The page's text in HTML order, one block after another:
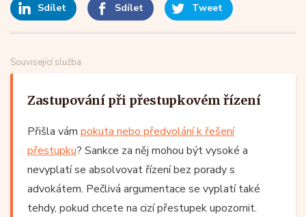
Sdílet Sdílet Tweet
Související služba
Zastupování při přestupkovém řízení
Přišla vám pokuta nebo předvolání k řešení
přestupku? Sankce za něj mohou být vysoké a
nevyplatí se absolvovat řízení bez porady s
advokátem. Pečlivá argumentace se vyplatí také
tehdy, pokud chcete na cizí přestupek upozornit.